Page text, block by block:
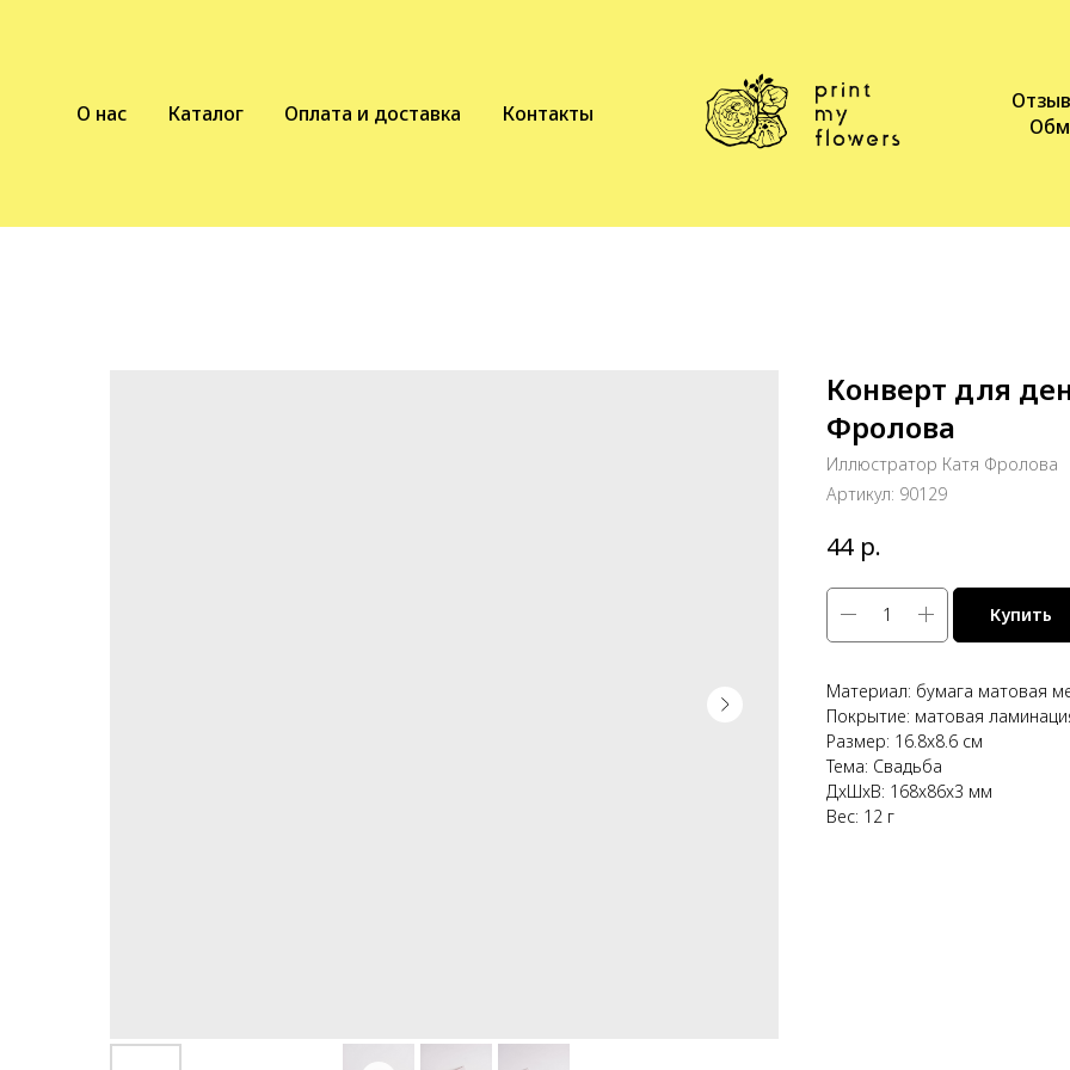
О нас Каталог Оплата и доставка Контакты
Конверт для
Фролова
Иллюстратор Катя Фролова
Артикул: 90129
44 р.
Купить
Материал: бумага матовая
Покрытие: матовая
Размер: 16.8x8.6 см
Тема: Свадьба
ДxШxВ: 168x86x3 мм
Вес: 12 г